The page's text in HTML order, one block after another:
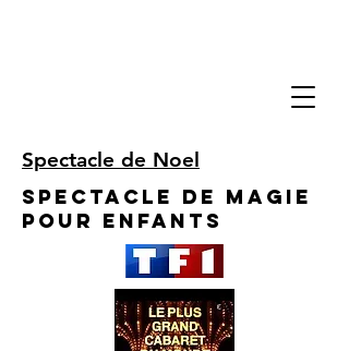
Spectacle de Noel
Spectacle de Magie
pour enfants